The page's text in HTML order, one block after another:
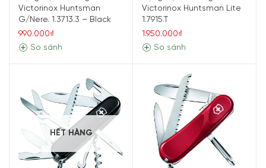
Victorinox Huntsman
G/Nere. 1.3713.3 – Black
990.000₫
So sánh
Victorinox Huntsman Lite
1.7915.T
1.950.000₫
So sánh
HẾT HÀNG